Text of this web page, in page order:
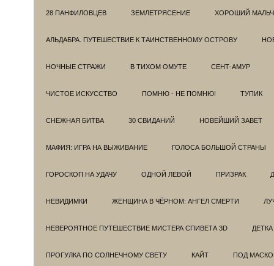
28 ПАНФИЛОВЦЕВ ЗЕМЛЕТРЯСЕНИЕ ХОРОШИЙ
АЛЬДАБРА. ПУТЕШЕСТВИЕ К ТАИНСТВЕННОМУ ОСТРОВУ
НОЧНЫЕ СТРАЖИ В ТИХОМ ОМУТЕ СЕНТ-АМУР
ЧИСТОЕ ИСКУССТВО ПОМНЮ - НЕ ПОМНЮ! ТУПИК
СНЕЖНАЯ БИТВА 30 СВИДАНИЙ НОВЕЙШИЙ ЗАВЕТ
МАФИЯ: ИГРА НА ВЫЖИВАНИЕ ГОЛОСА БОЛЬШОЙ СТРАНЫ
ГОРОСКОП НА УДАЧУ ОДНОЙ ЛЕВОЙ ПРИЗРАК
НЕВИДИМКИ ЖЕНЩИНА В ЧЁРНОМ: АНГЕЛ СМЕРТИ
НЕВЕРОЯТНОЕ ПУТЕШЕСТВИЕ МИСТЕРА СПИВЕТА 3D ДЕТКА
ПРОГУЛКА ПО СОЛНЕЧНОМУ СВЕТУ КАЙТ ПОД